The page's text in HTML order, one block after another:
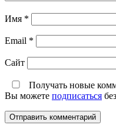
Имя *
Email *
Сайт
Получать новые
Вы можете подписаться